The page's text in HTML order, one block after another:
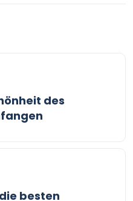
des
besten